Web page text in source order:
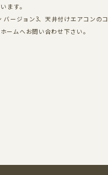
ます。
バージョン3、天井付けエアコンのコ
ームへお問い合わせ下さい。